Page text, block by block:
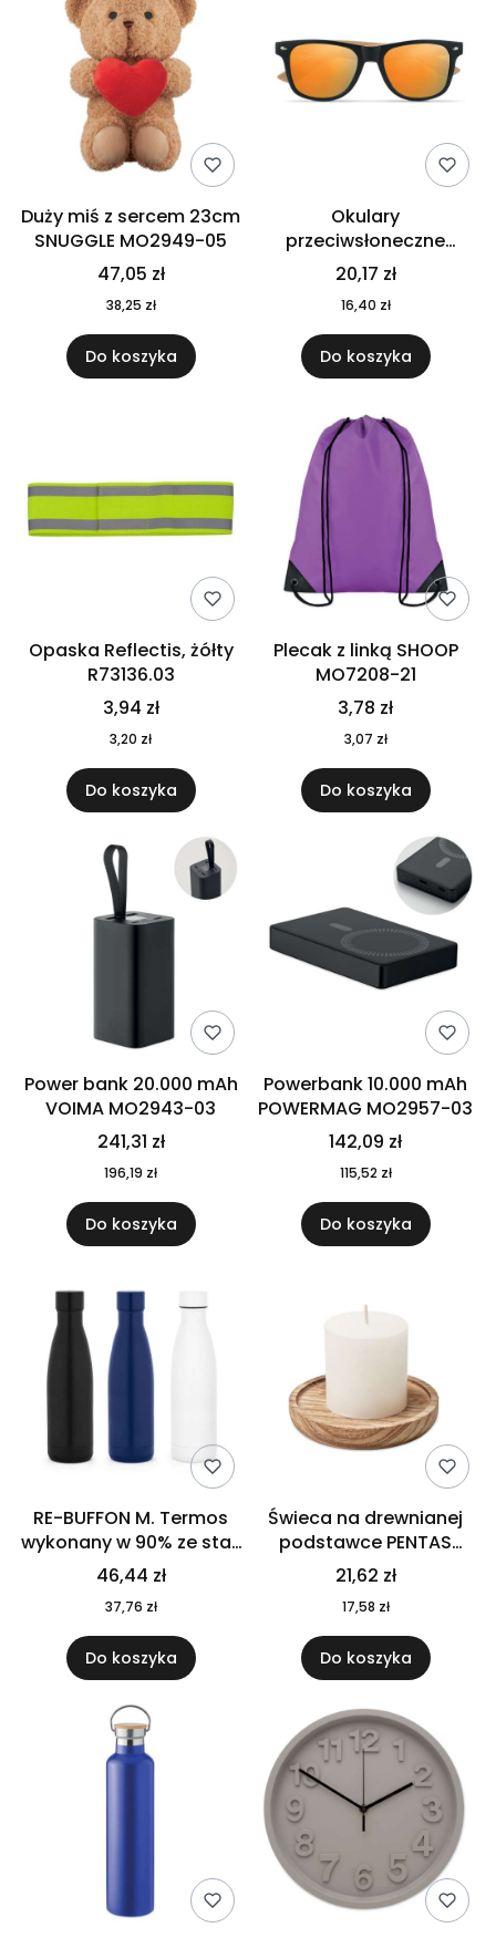
Duży miś z sercem 23cm
SNUGGLE MO2949-05
47,05 zł
38,25 zł
Do koszyka
Okulary
przeciwsłoneczne
CALIFORNIA TOUCH
MO9617-10
20,17 zł
16,40 zł
Do koszyka
Opaska Reflectis, żółty
R73136.03
3,94 zł
3,20 zł
Do koszyka
Plecak z linką SHOOP
MO7208-21
3,78 zł
3,07 zł
Do koszyka
Power bank 20.000 mAh
VOIMA MO2943-03
241,31 zł
196,19 zł
Do koszyka
Powerbank 10.000 mAh
POWERMAG MO2957-03
142,09 zł
115,52 zł
Do koszyka
RE-BUFFON M. Termos
wykonany w 90% ze stali
nierdzewnej
pochodzącej z
recyklingu 520 ml 94294
46,44 zł
37,76 zł
Do koszyka
Świeca na drewnianej
podstawce PENTAS
MO6282-40
21,62 zł
17,58 zł
Do koszyka